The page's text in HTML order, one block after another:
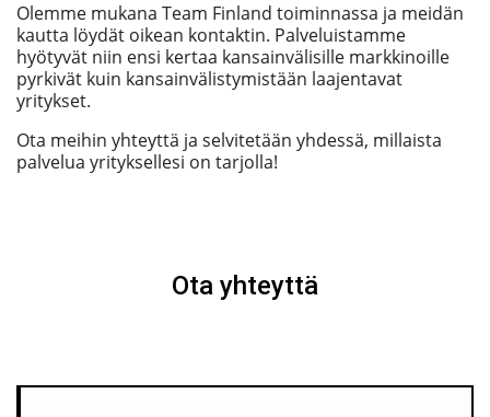
Olemme mukana Team Finland toiminnassa ja meidän
kautta löydät oikean kontaktin. Palveluistamme
hyötyvät niin ensi kertaa kansainvälisille markkinoille
pyrkivät kuin kansainvälistymistään laajentavat
yritykset.
Ota meihin yhteyttä ja selvitetään yhdessä, millaista
palvelua yrityksellesi on tarjolla!
Ota yhteyttä